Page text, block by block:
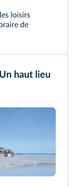
loisirs
de
Un haut lieu